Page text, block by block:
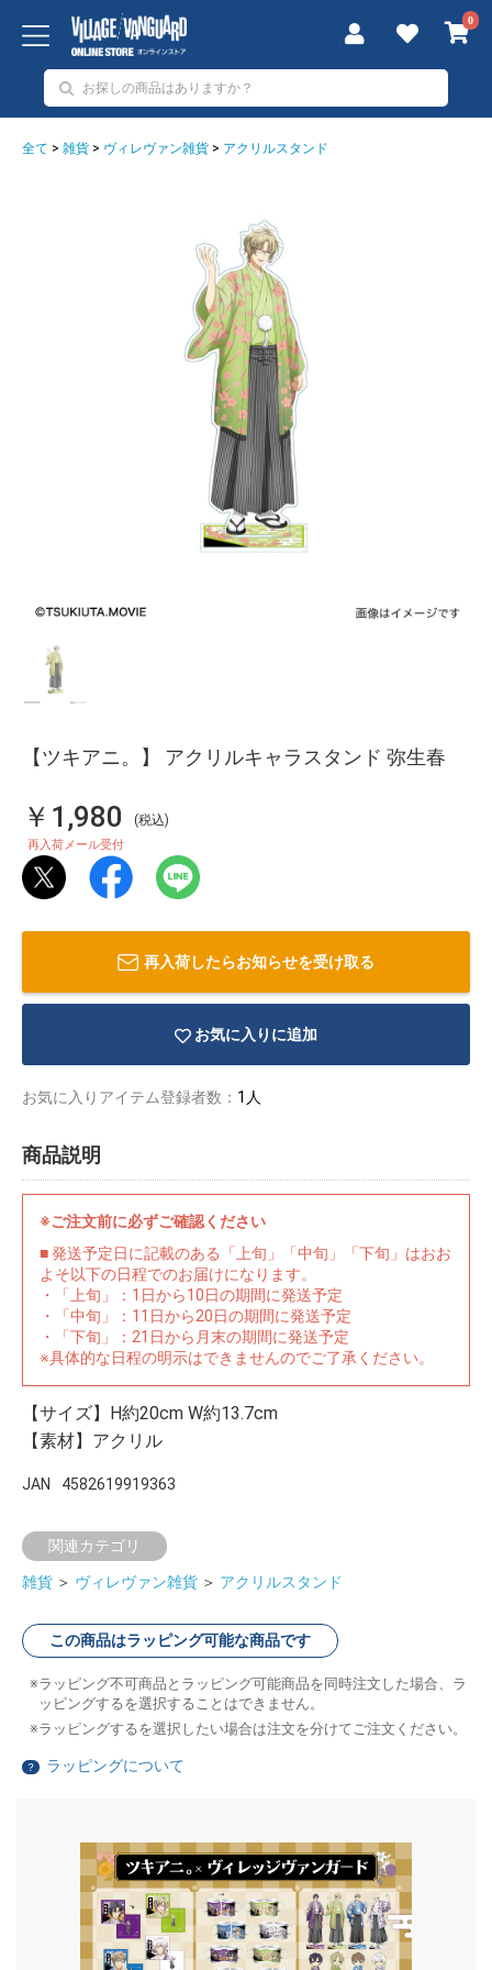
0
全て > 雑貨 > ヴィレヴァン雑貨 > アクリルスタンド
【ツキアニ。】 アクリルキャラスタンド 弥生春
￥1,980 (税込)
再入荷メール受付
再入荷したらお知らせを受け取る
お気に入りに追加
お気に入りアイテム登録者数： 1人
商品説明
※ご注文前に必ずご確認ください
■ 発送予定日に記載のある「上旬」「中旬」「下旬」はおお
よそ以下の日程でのお届けになります。
・「上旬」：1日から10日の期間に発送予定
・「中旬」：11日から20日の期間に発送予定
・「下旬」：21日から月末の期間に発送予定
※具体的な日程の明示はできませんのでご了承ください。
【サイズ】H約20cm W約13.7cm
【素材】アクリル
JAN 4582619919363
関連カテゴリ
雑貨 ＞ ヴィレヴァン雑貨 ＞ アクリルスタンド
この商品はラッピング可能な商品です
ラッピング不可商品とラッピング可能商品を同時注文した場合、ラ
ッピングするを選択することはできません。
ラッピングするを選択したい場合は注文を分けてご注文ください。
？ ラッピングについて